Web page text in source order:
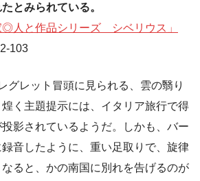
とみられている。
◎人と作品シリーズ シベリウス」
103
グレット冒頭に見られる、雲の翳り
く主題提示には、イタリア旅行で得
影されているようだ。しかも、バー
音したように、重い足取りで、旋律
ると、かの南国に別れを告げるのが